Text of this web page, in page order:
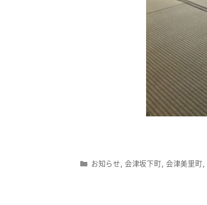
Categories
お知らせ, 会津坂下町, 会津美里町,